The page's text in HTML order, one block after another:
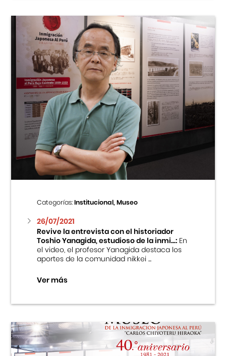
Categorías:Institucional, Museo
26/07/2021
Revive la entrevista con el historiador
Toshio Yanagida, estudioso de la inmi...:En
el video, el profesor Yanagida destaca los
aportes de la comunidad nikkei ...
Ver más